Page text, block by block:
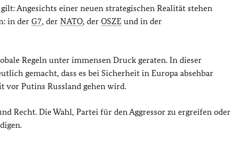
Angesichts einer neuen strategischen Realität stehen
in der G7, der NATO, der OSZE und in der
Regeln unter immensen Druck geraten. In dieser
gemacht, dass es bei Sicherheit in Europa absehbar
vor Putins Russland gehen wird.
Recht. Die Wahl, Partei für den Aggressor zu ergreifen oder